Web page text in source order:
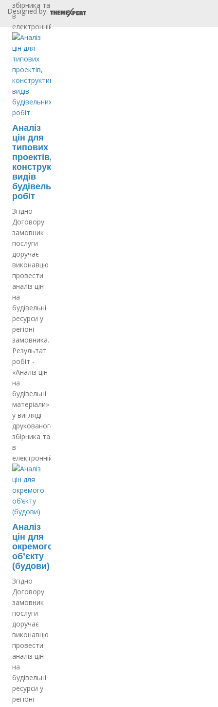
збірника та
в
електронній…
Аналіз
цін для
типових
проектів,
конструктивів,
видів
будівельних
робіт
Згідно
Договору
замовник
послуги
доручає
виконавцю
провести
аналіз цін
на
будівельні
ресурси у
регіоні
замовника.
Результат
робіт -
«Аналіз цін
на
будівельні
матеріали»
у вигляді
друкованого
збірника та
в
електронній…
Аналіз
цін для
окремого
об’єкту
(будови)
Згідно
Договору
замовник
послуги
доручає
виконавцю
провести
аналіз цін
на
будівельні
ресурси у
регіоні
Designed by: